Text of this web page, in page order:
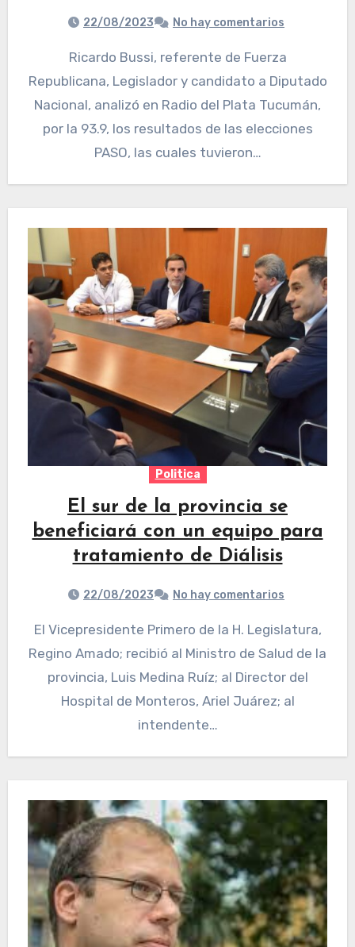
22/08/2023 No hay comentarios
Ricardo Bussi, referente de Fuerza
Republicana, Legislador y candidato a Diputado
Nacional, analizó en Radio del Plata Tucumán,
por la 93.9, los resultados de las elecciones
PASO, las cuales tuvieron…
Politica
El sur de la provincia se
beneficiará con un equipo para
tratamiento de Diálisis
22/08/2023 No hay comentarios
El Vicepresidente Primero de la H. Legislatura,
Regino Amado; recibió al Ministro de Salud de la
provincia, Luis Medina Ruíz; al Director del
Hospital de Monteros, Ariel Juárez; al
intendente…